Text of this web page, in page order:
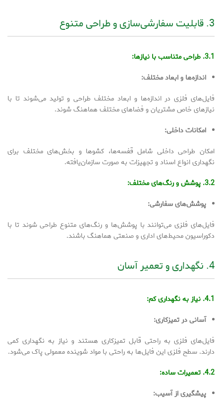
3. قابلیت سفارشی‌سازی و طراحی متنوع
3.1. طراحی متناسب با نیازها:
اندازه‌ها و ابعاد مختلف:
فایل‌های فلزی در اندازه‌ها و ابعاد مختلف طراحی و تولید می‌شوند تا با
نیازهای خاص مشتریان و فضاهای مختلف هماهنگ شوند.
امکانات داخلی:
امکان طراحی داخلی شامل قفسه‌ها، کشوها و بخش‌های مختلف برای
نگهداری انواع اسناد و تجهیزات به صورت سازمان‌یافته.
3.2. پوشش و رنگ‌های مختلف:
پوشش‌های سفارشی:
فایل‌های فلزی می‌توانند با پوشش‌ها و رنگ‌های متنوع طراحی شوند تا با
دکوراسیون محیط‌های اداری و صنعتی هماهنگ باشند.
4. نگهداری و تعمیر آسان
4.1. نیاز به نگهداری کم:
آسانی در تمیزکاری:
فایل‌های فلزی به راحتی قابل تمیزکاری هستند و نیاز به نگهداری کمی
دارند. سطح فلزی این فایل‌ها به راحتی با مواد شوینده معمولی پاک می‌شود.
4.2. تعمیرات ساده:
پیشگیری از آسیب: